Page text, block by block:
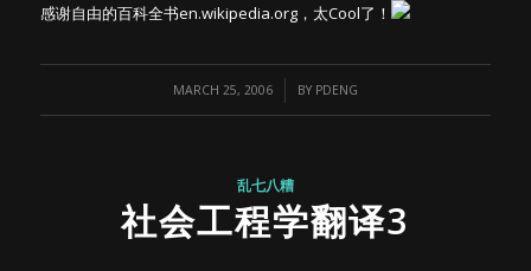
感谢自由的百科全书en.wikipedia.org，太Cool了！
MARCH 25, 2006
/ BY PDENG
乱七八糟
社会工程学翻译3